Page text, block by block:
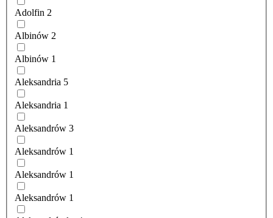
Adolfin 2
Albinów 2
Albinów 1
Aleksandria 5
Aleksandria 1
Aleksandrów 3
Aleksandrów 1
Aleksandrów 1
Aleksandrów 1